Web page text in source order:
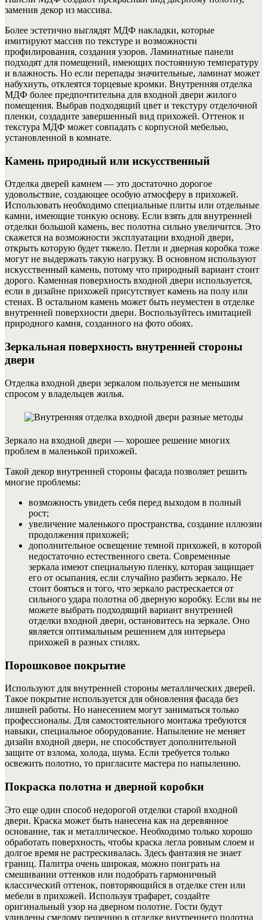
заменив декор из массива.
Более эстетично выглядят МДФ накладки, которые
имитируют массив по текстуре и возможности
профилирования, создания узоров. Ламинатные панели
подходят для помещений, имеющих постоянную температуру
и влажность. Но если перепады значительные, ламинат может
набухнуть, отклеятся торцевые кромки. Внутренняя отделка
МДФ более предпочтительна для входной двери жилого
помещения. Выбрав подходящий цвет и текстуру отделочной
пленки, создадите завершенный вид прихожей. Оттенок и
текстура МДФ может совпадать с корпусной мебелью,
установленной в комнате.
Камень природный или искусственный
Отделка дверей камнем — это достаточно дорогое
удовольствие, создающее особую атмосферу в прихожей.
Использовать необходимо специальные плиты или отдельные
камни, имеющие тонкую основу. Если взять для внутренней
отделки большой камень, вес полотна сильно увеличится. Это
скажется на возможности эксплуатации входной двери,
открыть которую будет тяжело. Петли и дверная коробка тоже
могут не выдержать такую нагрузку. В основном используют
искусственный камень, потому что природный вариант стоит
дорого. Каменная поверхность входной двери используется,
если в дизайне прихожей присутствует камень на полу или
стенах. В остальном камень может быть неуместен в отделке
внутренней поверхности двери. Воспользуйтесь имитацией
природного камня, созданного на фото обоях.
Зеркальная поверхность внутренней стороны
двери
Отделка входной двери зеркалом пользуется не меньшим
спросом у владельцев жилья.
Зеркало на входной двери — хорошее решение многих
проблем в маленькой прихожей.
Такой декор внутренней стороны фасада позволяет решить
многие проблемы:
возможность увидеть себя перед выходом в полный
рост;
увеличение маленького пространства, создание иллюзии
продолжения прихожей;
дополнительное освещение темной прихожей, в которой
недостаточно естественного света. Современные
зеркала имеют специальную пленку, которая защищает
его от осыпания, если случайно разбить зеркало. Не
стоит бояться и того, что зеркало растрескается от
сильного удара полотна об дверную коробку. Если вы не
можете выбрать подходящий вариант внутренней
отделки входной двери, остановитесь на зеркале. Оно
является оптимальным решением для интерьера
прихожей в разных стилях.
Порошковое покрытие
Используют для внутренней стороны металлических дверей.
Такое покрытие используется для обновления фасада без
лишней работы. Но нанесением могут заниматься только
профессионалы. Для самостоятельного монтажа требуются
навыки, специальное оборудование. Напыление не меняет
дизайн входной двери, не способствует дополнительной
защите от взлома, холода, шума. Если требуется только
освежить полотно, то пригласите мастера по напылению.
Покраска полотна и дверной коробки
Это еще один способ недорогой отделки старой входной
двери. Краска может быть нанесена как на деревянное
основание, так и металлическое. Необходимо только хорошо
обработать поверхность, чтобы краска легла ровным слоем и
долгое время не растрескивалась. Здесь фантазия не знает
границ. Палитра очень широкая, можно поиграть на
смешивании оттенков или подобрать гармоничный
классический оттенок, повторяющийся в отделке стен или
мебели в прихожей. Используя трафарет, создайте
оригинальный узор на дверном полотне. Гости будут
удивлены смелому решению в отделке внутреннего полотна